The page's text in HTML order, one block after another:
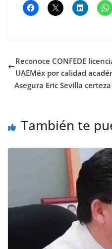
Reconoce CONFEDE
UAEMéx por calidad
Asegura Eric Sevilla
También te